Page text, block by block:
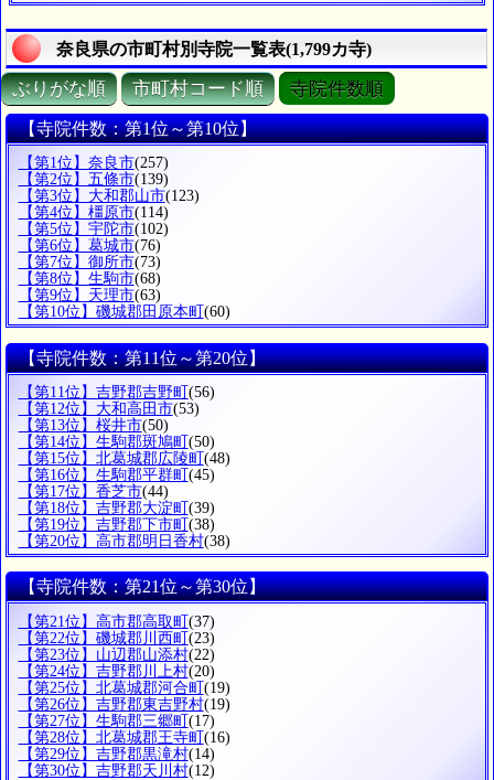
奈良県の市町村別寺院一覧表(1,799カ寺)
ぶりがな順 市町村コード順 寺院件数順
【寺院件数：第1位～第10位】
【第1位】奈良市(257)
【第2位】五條市(139)
【第3位】大和郡山市(123)
【第4位】橿原市(114)
【第5位】宇陀市(102)
【第6位】葛城市(76)
【第7位】御所市(73)
【第8位】生駒市(68)
【第9位】天理市(63)
【第10位】磯城郡田原本町 (60)
【寺院件数：第11位～第20位】
【第11位】吉野郡吉野町 (56)
【第12位】大和高田市(53)
【第13位】桜井市(50)
【第14位】生駒郡斑鳩町 (50)
【第15位】北葛城郡広陵町 (48)
【第16位】生駒郡平群町 (45)
【第17位】香芝市(44)
【第18位】吉野郡大淀町 (39)
【第19位】吉野郡下市町 (38)
【第20位】高市郡明日香村(38)
【寺院件数：第21位～第30位】
【第21位】高市郡高取町 (37)
【第22位】磯城郡川西町 (23)
【第23位】山辺郡山添村(22)
【第24位】吉野郡川上村(20)
【第25位】北葛城郡河合町 (19)
【第26位】吉野郡東吉野村(19)
【第27位】生駒郡三郷町 (17)
【第28位】北葛城郡王寺町 (16)
【第29位】吉野郡黒滝村(14)
【第30位】吉野郡天川村(12)